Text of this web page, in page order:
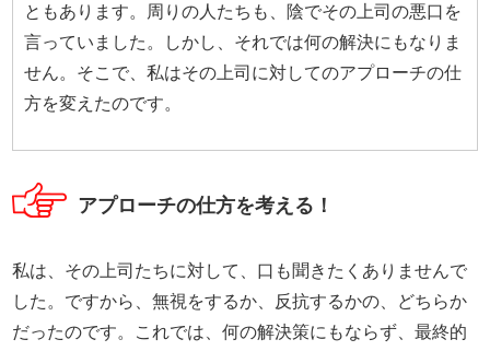
ともあります。周りの人たちも、陰でその上司の悪口を
言っていました。しかし、それでは何の解決にもなりま
せん。そこで、私はその上司に対してのアプローチの仕
方を変えたのです。
アプローチの仕方を考える！
私は、その上司たちに対して、口も聞きたくありませんで
した。ですから、無視をするか、反抗するかの、どちらか
だったのです。これでは、何の解決策にもならず、最終的